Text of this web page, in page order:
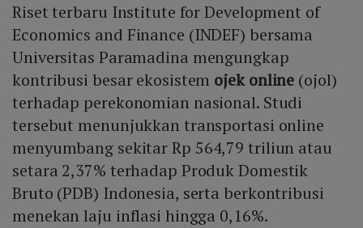
Riset terbaru Institute for Development of
Economics and Finance (INDEF) bersama
Universitas Paramadina mengungkap
kontribusi besar ekosistem ojek online (ojol)
terhadap perekonomian nasional. Studi
tersebut menunjukkan transportasi online
menyumbang sekitar Rp 564,79 triliun atau
setara 2,37% terhadap Produk Domestik
Bruto (PDB) Indonesia, serta berkontribusi
menekan laju inflasi hingga 0,16%.